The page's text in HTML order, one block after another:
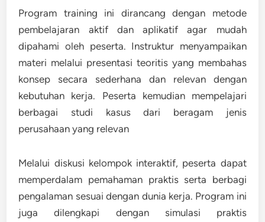
Program training ini dirancang dengan metode
pembelajaran aktif dan aplikatif agar mudah
dipahami oleh peserta. Instruktur menyampaikan
materi melalui presentasi teoritis yang membahas
konsep secara sederhana dan relevan dengan
kebutuhan kerja. Peserta kemudian mempelajari
berbagai studi kasus dari beragam jenis
perusahaan yang relevan
Melalui diskusi kelompok interaktif, peserta dapat
memperdalam pemahaman praktis serta berbagi
pengalaman sesuai dengan dunia kerja. Program ini
juga dilengkapi dengan simulasi praktis